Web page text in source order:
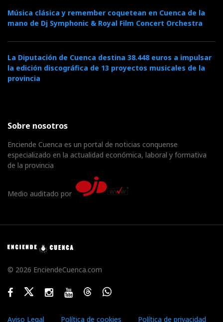
Música clásica y remember coquetean en Cuenca de la
mano de Dj Symphonic & Royal Film Concert Orchestra
La Diputación de Cuenca destina 38.448 euros a impulsar
la edición discográfica de 13 proyectos musicales de la
provincia
Sobre nosotros
Enciende Cuenca es un portal de noticias conquense
especializado en la actualidad económica, laboral y formativa
de la provincia
Medio auditado por
© 2026 EnciendeCuenca.com
FacebookTwitterInstagramYoutubeThreadsWhatsApp
Aviso Legal Política de cookies Política de privacidad